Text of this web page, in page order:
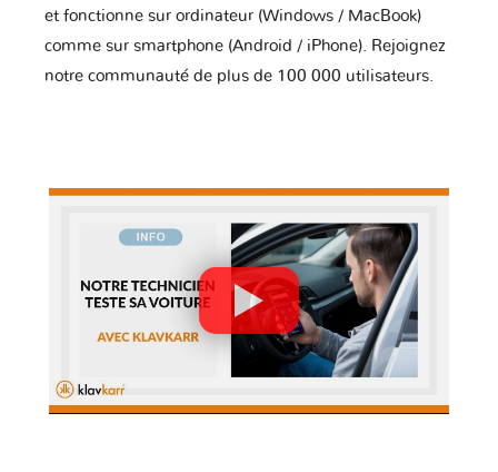
et fonctionne sur ordinateur (Windows / MacBook)
comme sur smartphone (Android / iPhone). Rejoignez
notre communauté de plus de 100 000 utilisateurs.